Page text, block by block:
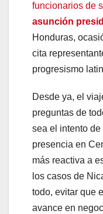
funcionarios de
asunción
Honduras,
cita
progresismo
Desde ya, el
preguntas de
sea el intento
presencia en
más reactiva a
los casos de
todo, evitar que
avance en